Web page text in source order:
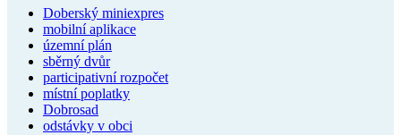
Doberský miniexpres
mobilní aplikace
územní plán
sběrný dvůr
participativní rozpočet
místní poplatky
Dobrosad
odstávky v obci